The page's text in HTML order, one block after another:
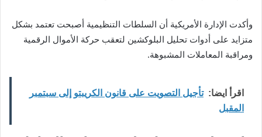
وأكدت الإدارة الأمريكية أن السلطات التنظيمية أصبحت تعتمد بشكل
متزايد على أدوات تحليل البلوكشين لتعقب حركة الأموال الرقمية
ومراقبة المعاملات المشبوهة.
اقرأ ايضا: تأجيل التصويت على قانون الكريبتو إلى سبتمبر
المقبل